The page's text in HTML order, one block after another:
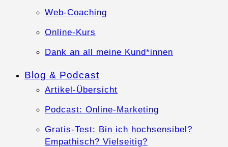
Web-Coaching
Online-Kurs
Dank an all meine Kund*innen
Blog & Podcast
Artikel-Übersicht
Podcast: Online-Marketing
Gratis-Test: Bin ich hochsensibel?
Empathisch? Vielseitig?